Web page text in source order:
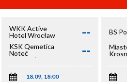
WKK Active
Hotel Wrocław
--
KSK Qemetica
Noteć
Inowrocław
--
18.09, 18:00
BS